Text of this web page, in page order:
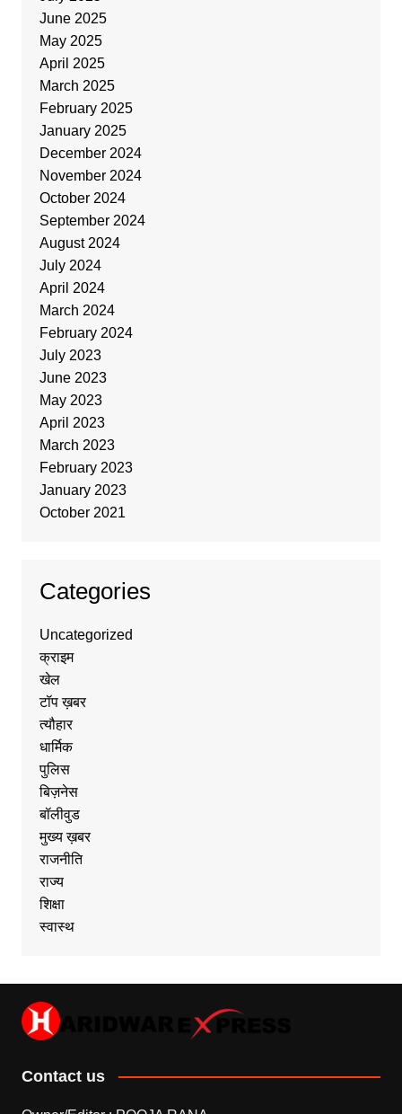
June 2025
May 2025
April 2025
March 2025
February 2025
January 2025
December 2024
November 2024
October 2024
September 2024
August 2024
July 2024
April 2024
March 2024
February 2024
July 2023
June 2023
May 2023
April 2023
March 2023
February 2023
January 2023
October 2021
Categories
Uncategorized
क्राइम
खेल
टॉप ख़बर
त्यौहार
धार्मिक
पुलिस
बिज़नेस
बॉलीवुड
मुख्य ख़बर
राजनीति
राज्य
शिक्षा
स्वास्थ
Contact us